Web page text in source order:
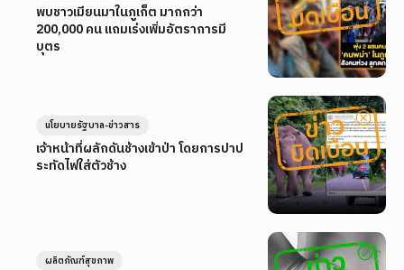
พบชาวเมียนมาในภูเก็ต มากกว่า
200,000 คน แถมเร่งเพิ่มอัตราการมี
บุตร
เจ้าหน้าที่ผลักดันช้างเข้าป่า โดยการปาป
ระทัดไฟใส่ตัวช้าง
นโยบายรัฐบาล-ข่าวสาร
ผลิตภัณฑ์สุขภาพ